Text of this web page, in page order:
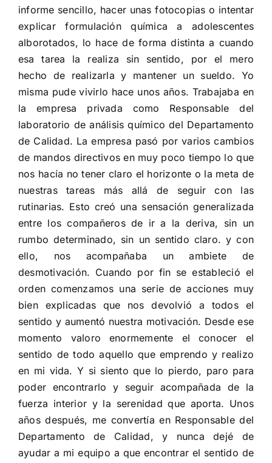
informe sencillo, hacer unas fotocopias o intentar
explicar formulación química a adolescentes
alborotados, lo hace de forma distinta a cuando
esa tarea la realiza sin sentido, por el mero
hecho de realizarla y mantener un sueldo. Yo
misma pude vivirlo hace unos años. Trabajaba en
la empresa privada como Responsable del
laboratorio de análisis químico del Departamento
de Calidad. La empresa pasó por varios cambios
de mandos directivos en muy poco tiempo lo que
nos hacía no tener claro el horizonte o la meta de
nuestras tareas más allá de seguir con las
rutinarias. Esto creó una sensación generalizada
entre los compañeros de ir a la deriva, sin un
rumbo determinado, sin un sentido claro. y con
ello, nos acompañaba un ambiete de
desmotivación. Cuando por fin se estableció el
orden comenzamos una serie de acciones muy
bien explicadas que nos devolvió a todos el
sentido y aumentó nuestra motivación. Desde ese
momento valoro enormemente el conocer el
sentido de todo aquello que emprendo y realizo
en mi vida. Y si siento que lo pierdo, paro para
poder encontrarlo y seguir acompañada de la
fuerza interior y la serenidad que aporta. Unos
años después, me convertía en Responsable del
Departamento de Calidad, y nunca dejé de
ayudar a mi equipo a que encontrar el sentido de